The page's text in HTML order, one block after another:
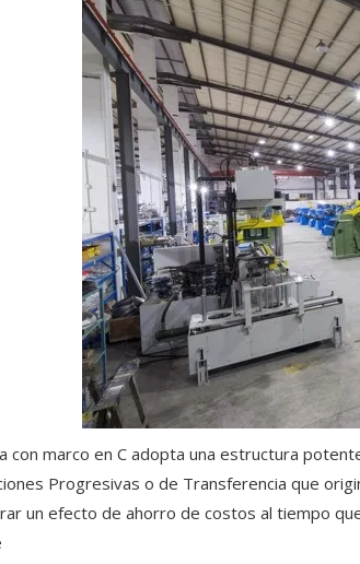
con marco en C adopta una estructura
Progresivas o de Transferencia que
un efecto de ahorro de costos al tiempo